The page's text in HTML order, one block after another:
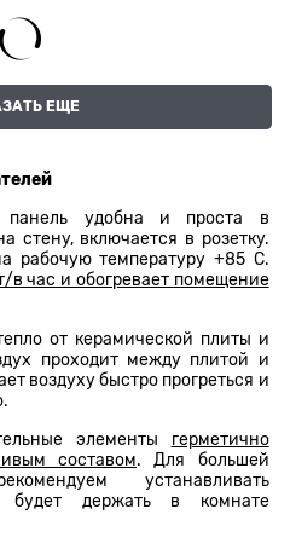
ЕЩЕ
панель удобна и проста в
стену, включается в розетку.
рабочую температуру +85 С.
в час и обогревает помещение
от керамической плиты и
проходит между плитой и
воздуху быстро прогреться и
элементы герметично
составом. Для большей
устанавливать
будет держать в комнате